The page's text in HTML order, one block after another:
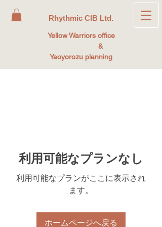
Rhythmic CIB Ltd.
Yellow Warriors office
&
Yaoyorozu planning
利用可能なプランなし
利用可能なプランがここに表示され
ます。
ホームページへ戻る